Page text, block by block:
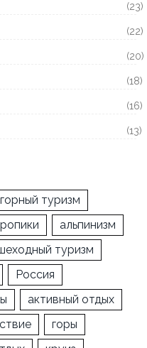
(23)
(22)
(20)
(18)
(16)
(13)
горный туризм
альпинизм
туризм
Россия
активный отдых
горы